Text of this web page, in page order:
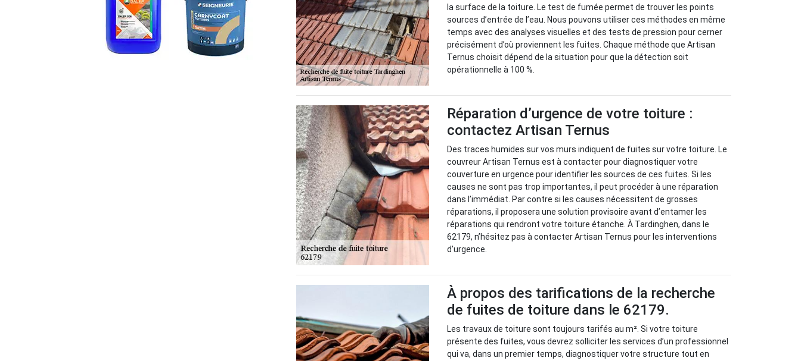
la surface de la toiture. Le test de fumée permet de trouver les points
sources d’entrée de l’eau. Nous pouvons utiliser ces méthodes en même
temps avec des analyses visuelles et des tests de pression pour cerner
précisément d’où proviennent les fuites. Chaque méthode que Artisan
Ternus choisit dépend de la situation pour que la détection soit
opérationnelle à 100 %.
Réparation d’urgence de votre toiture :
contactez Artisan Ternus
Des traces humides sur vos murs indiquent de fuites sur votre toiture. Le
couvreur Artisan Ternus est à contacter pour diagnostiquer votre
couverture en urgence pour identifier les sources de ces fuites. Si les
causes ne sont pas trop importantes, il peut procéder à une réparation
dans l’immédiat. Par contre si les causes nécessitent de grosses
réparations, il proposera une solution provisoire avant d’entamer les
réparations qui rendront votre toiture étanche. À Tardinghen, dans le
62179, n’hésitez pas à contacter Artisan Ternus pour les interventions
d’urgence.
À propos des tarifications de la recherche
de fuites de toiture dans le 62179.
Les travaux de toiture sont toujours tarifés au m². Si votre toiture
présente des fuites, vous devrez solliciter les services d’un professionnel
qui va, dans un premier temps, diagnostiquer votre structure tout en